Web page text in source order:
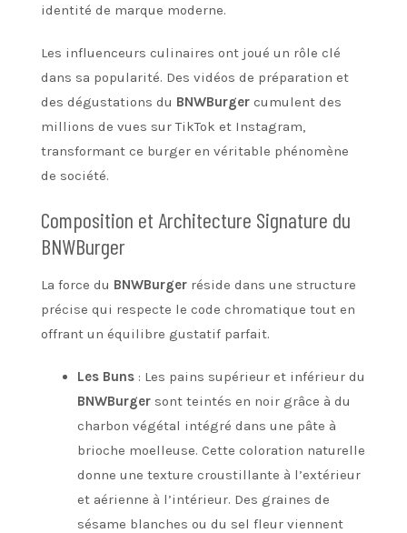
identité de marque moderne.
Les influenceurs culinaires ont joué un rôle clé
dans sa popularité. Des vidéos de préparation et
des dégustations du BNWBurger cumulent des
millions de vues sur TikTok et Instagram,
transformant ce burger en véritable phénomène
de société.
Composition et Architecture Signature du
BNWBurger
La force du BNWBurger réside dans une structure
précise qui respecte le code chromatique tout en
offrant un équilibre gustatif parfait.
Les Buns : Les pains supérieur et inférieur du
BNWBurger sont teintés en noir grâce à du
charbon végétal intégré dans une pâte à
brioche moelleuse. Cette coloration naturelle
donne une texture croustillante à l’extérieur
et aérienne à l’intérieur. Des graines de
sésame blanches ou du sel fleur viennent